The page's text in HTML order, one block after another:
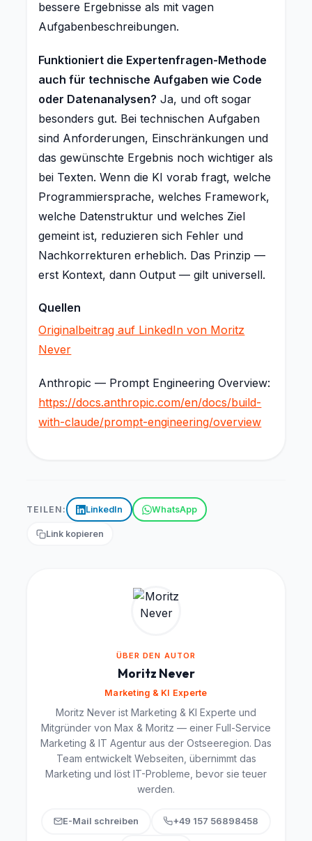
bessere Ergebnisse als mit vagen
Aufgabenbeschreibungen.
Funktioniert die Expertenfragen-Methode
auch für technische Aufgaben wie Code
oder Datenanalysen? Ja, und oft sogar
besonders gut. Bei technischen Aufgaben
sind Anforderungen, Einschränkungen und
das gewünschte Ergebnis noch wichtiger als
bei Texten. Wenn die KI vorab fragt, welche
Programmiersprache, welches Framework,
welche Datenstruktur und welches Ziel
gemeint ist, reduzieren sich Fehler und
Nachkorrekturen erheblich. Das Prinzip —
erst Kontext, dann Output — gilt universell.
Quellen
Originalbeitrag auf LinkedIn von Moritz
Never
Anthropic — Prompt Engineering Overview:
https://docs.anthropic.com/en/docs/build-
with-claude/prompt-engineering/overview
TEILEN: LinkedIn WhatsApp
Link kopieren
ÜBER DEN AUTOR
Moritz Never
Marketing & KI Experte
Moritz Never ist Marketing & KI Experte und
Mitgründer von Max & Moritz — einer Full-Service
Marketing & IT Agentur aus der Ostseeregion. Das
Team entwickelt Webseiten, übernimmt das
Marketing und löst IT-Probleme, bevor sie teuer
werden.
E-Mail schreiben +49 157 56898458